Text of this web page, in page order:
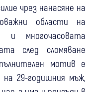
чрез нанасяне на
области на
многочасовата
след сломяване
мотив е
на 29-годишния мъж,